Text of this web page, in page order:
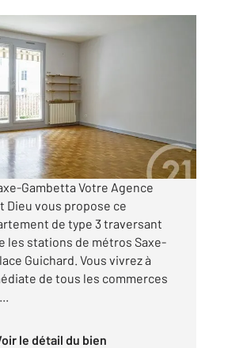
F3 à vendre
€
Gambetta Votre Agence
Dieu vous propose ce
de type 3 traversant
les stations de métros Saxe-
Guichard. Vous vivrez à
de tous les commerces
Voir le détail du bien